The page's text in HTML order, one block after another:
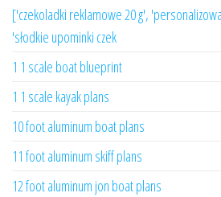
['czekoladki reklamowe 20 g',
'słodkie upominki czek
1 1 scale boat blueprint
1 1 scale kayak plans
10 foot aluminum boat plans
11 foot aluminum skiff plans
12 foot aluminum jon boat plans